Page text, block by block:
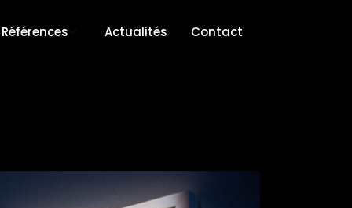
Références Actualités Contact